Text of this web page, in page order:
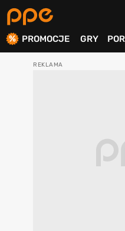
PROMOCJE GRY